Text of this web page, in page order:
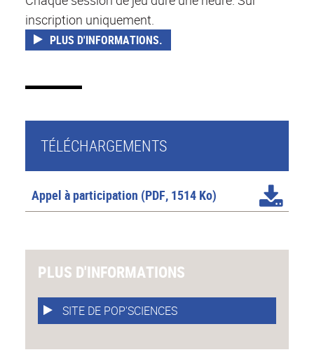
inscription uniquement.
PLUS D'INFORMATIONS.
TÉLÉCHARGEMENTS
Appel à participation (PDF, 1514 Ko)
PLUS D'INFORMATIONS
SITE DE POP'SCIENCES